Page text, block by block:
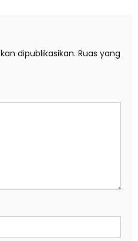
dipublikasikan. Ruas yang